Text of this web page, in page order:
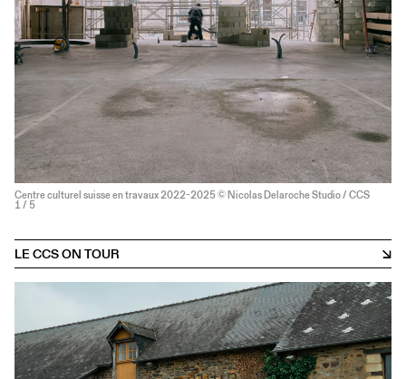
Centre culturel suisse en travaux 2022-2025 © Nicolas Delaroche Studio / CCS
1 / 5
LE CCS ON TOUR